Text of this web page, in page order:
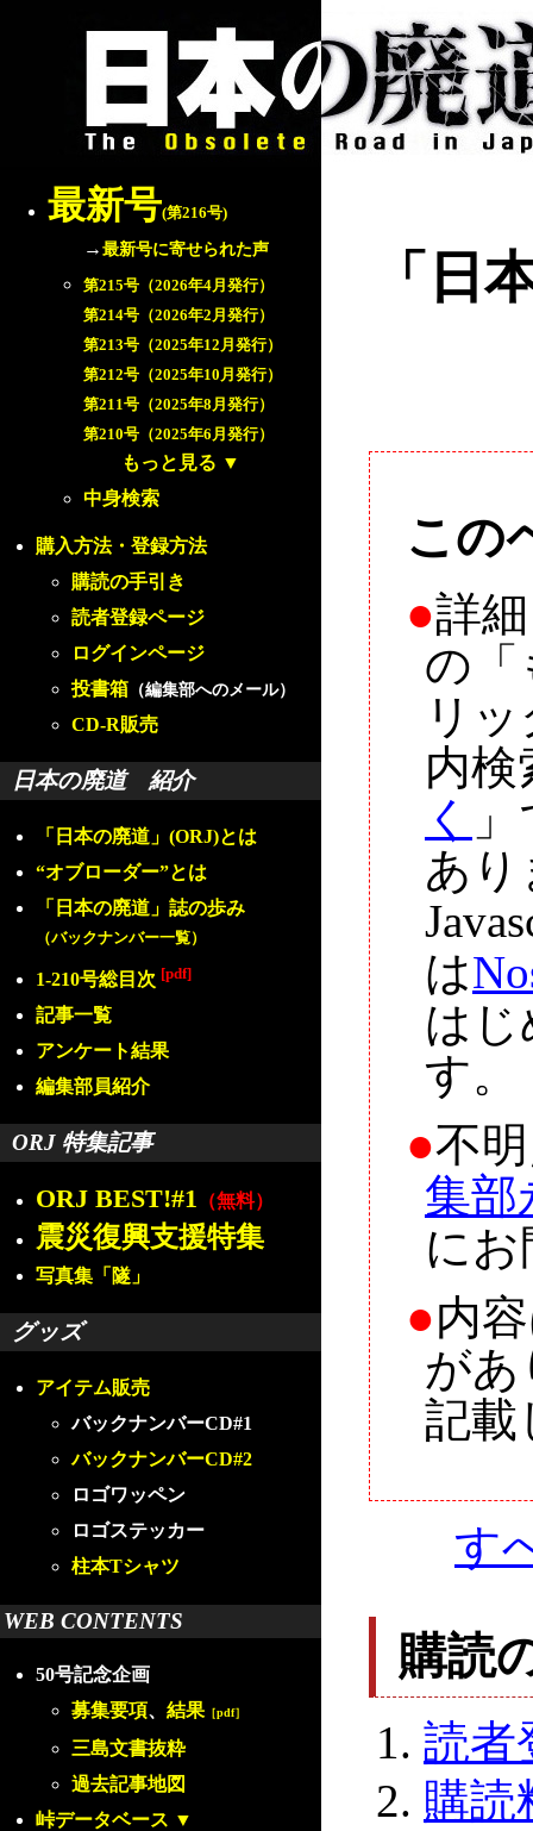
最新号(第216号)
→最新号に寄せられた声
第215号（2026年4月発行）
第214号（2026年2月発行）
第213号（2025年12月発行）
第212号（2025年10月発行）
第211号（2025年8月発行）
第210号（2025年6月発行）
もっと見る ▼
中身検索
購入方法・登録方法
購読の手引き
読者登録ページ
ログインページ
投書箱 （編集部へのメール）
CD-R販売
日本の廃道 紹介
「日本の廃道」(ORJ)とは
“オブローダー”とは
「日本の廃道」誌の歩み
（バックナンバー一覧）
1-210号総目次 [pdf]
記事一覧
アンケート結果
編集部員紹介
ORJ 特集記事
ORJ BEST!#1 （無料）
震災復興支援特集
写真集「隧」
グッズ
アイテム販売
バックナンバーCD#1
バックナンバーCD#2
ロゴワッペン
ロゴステッカー
柱本Tシャツ
WEB CONTENTS
50号記念企画
募集要項、 結果 ［pdf］
三島文書抜粋
過去記事地図
峠データベース ▼
「日
この
●詳
の「
リ
内
く
あり
は
はじ
す。
●不
集部
に
●内
があ
記載
す
購読
読者
購読